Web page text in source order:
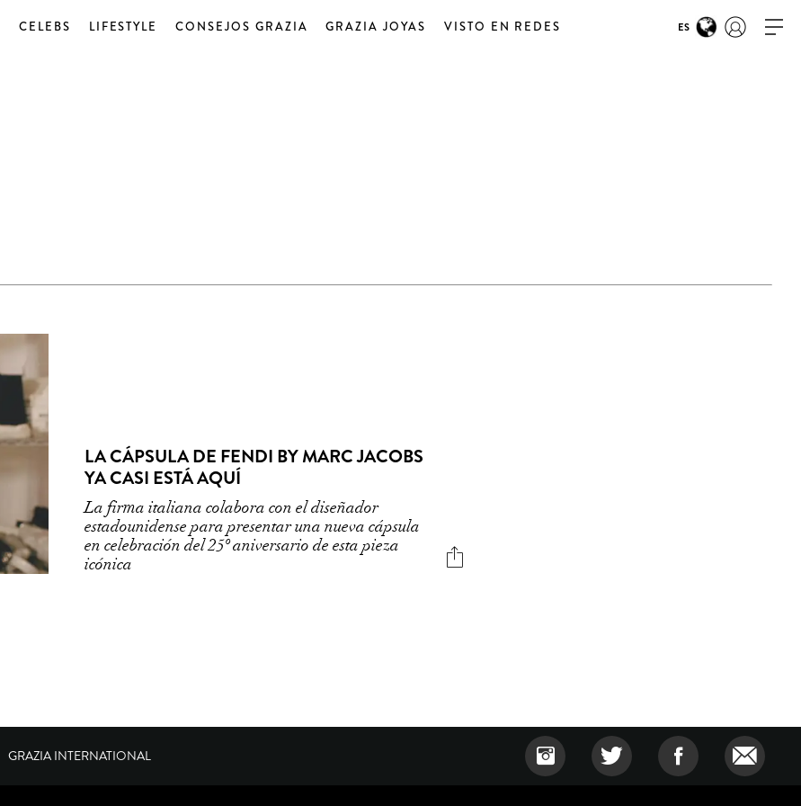
CELEBS LIFESTYLE CONSEJOS GRAZIA GRAZIA JOYAS VISTO EN REDES ES
LA CÁPSULA DE FENDI BY MARC JACOBS
YA CASI ESTÁ AQUÍ
La firma italiana colabora con el diseñador
estadounidense para presentar una nueva cápsula
en celebración del 25º aniversario de esta pieza
icónica
GRAZIA INTERNATIONAL